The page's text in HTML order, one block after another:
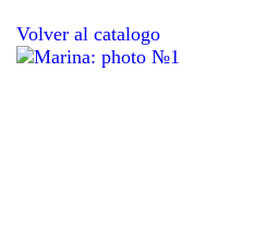
Volver al catalogo